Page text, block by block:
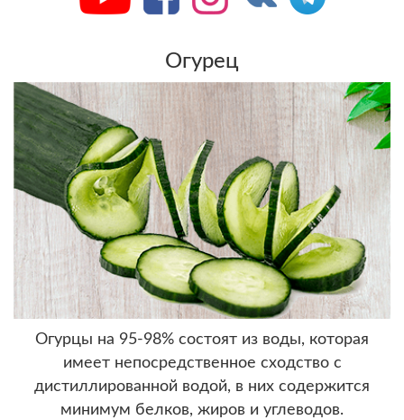
Огурец
Огурцы на 95-98% состоят из воды, которая
имеет непосредственное сходство с
дистиллированной водой, в них содержится
минимум белков, жиров и углеводов.